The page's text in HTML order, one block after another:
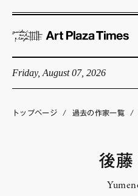
Friday, August 07, 2026
企画展情報
トップページ / 過去の作家一覧 /
後藤